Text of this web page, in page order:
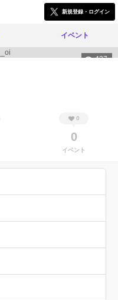
新規登録・ログイン
イベント
437
0
0
イベント